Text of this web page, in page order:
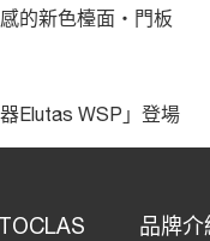
的新色檯面・門板
Elutas WSP」登場
TOCLAS 品牌介